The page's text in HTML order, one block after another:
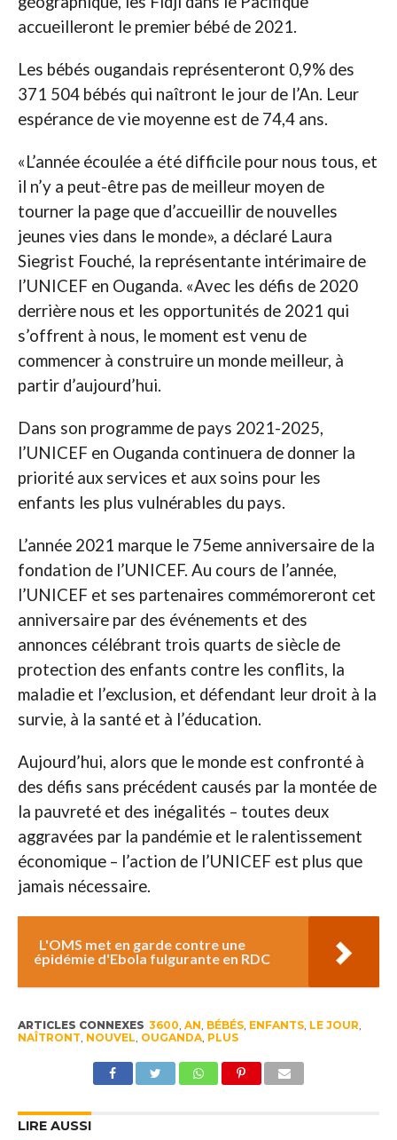
accueilleront le premier bébé de 2021.
Les bébés ougandais représenteront 0,9% des
371 504 bébés qui naîtront le jour de l’An. Leur
espérance de vie moyenne est de 74,4 ans.
«L’année écoulée a été difficile pour nous tous, et
il n’y a peut-être pas de meilleur moyen de
tourner la page que d’accueillir de nouvelles
jeunes vies dans le monde», a déclaré Laura
Siegrist Fouché, la représentante intérimaire de
l’UNICEF en Ouganda. «Avec les défis de 2020
derrière nous et les opportunités de 2021 qui
s’offrent à nous, le moment est venu de
commencer à construire un monde meilleur, à
partir d’aujourd’hui.
Dans son programme de pays 2021-2025,
l’UNICEF en Ouganda continuera de donner la
priorité aux services et aux soins pour les
enfants les plus vulnérables du pays.
L’année 2021 marque le 75eme anniversaire de la
fondation de l’UNICEF. Au cours de l’année,
l’UNICEF et ses partenaires commémoreront cet
anniversaire par des événements et des
annonces célébrant trois quarts de siècle de
protection des enfants contre les conflits, la
maladie et l’exclusion, et défendant leur droit à la
survie, à la santé et à l’éducation.
Aujourd’hui, alors que le monde est confronté à
des défis sans précédent causés par la montée de
la pauvreté et des inégalités – toutes deux
aggravées par la pandémie et le ralentissement
économique – l’action de l’UNICEF est plus que
jamais nécessaire.
L'OMS met en garde contre une
épidémie d'Ebola fulgurante en RDC
ARTICLES CONNEXES 3600 AN BÉBÉS, ENFANTS, LE JOUR
NAÎTRONT NOUVEL OUGANDA, PLUS
LIRE AUSSI